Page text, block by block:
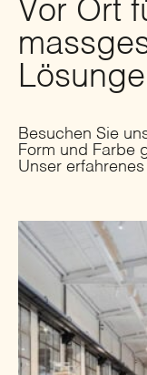
Vor Ort
Besuchen Sie
Form und Farbe
Unser